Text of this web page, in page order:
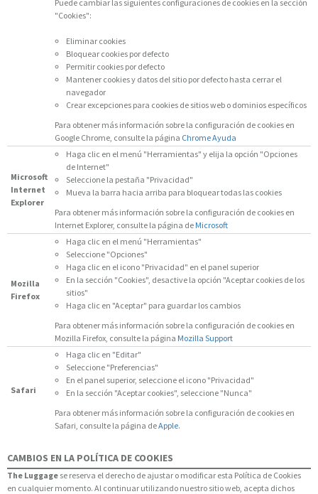
Puede cambiar las siguientes configuraciones de cookies en la sección
"Cookies":
Eliminar cookies
Bloquear cookies por defecto
Permitir cookies por defecto
Mantener cookies y datos del sitio por defecto hasta cerrar el
navegador
Crear excepciones para cookies de sitios web o dominios específicos
Para obtener más información sobre la configuración de cookies en
Google Chrome, consulte la página Chrome Ayuda
Microsoft
Internet
Explorer
Haga clic en el menú "Herramientas" y elija la opción "Opciones
de Internet"
Seleccione la pestaña "Privacidad"
Mueva la barra hacia arriba para bloquear todas las cookies
Para obtener más información sobre la configuración de cookies en
Internet Explorer, consulte la página de Microsoft
Mozilla
Firefox
Haga clic en el menú "Herramientas"
Seleccione "Opciones"
Haga clic en el icono "Privacidad" en el panel superior
En la sección "Cookies", desactive la opción "Aceptar cookies de los
sitios"
Haga clic en "Aceptar" para guardar los cambios
Para obtener más información sobre la configuración de cookies en
Mozilla Firefox, consulte la página Mozilla Support
Safari
Haga clic en "Editar"
Seleccione "Preferencias"
En el panel superior, seleccione el icono "Privacidad"
En la sección "Aceptar cookies", seleccione "Nunca"
Para obtener más información sobre la configuración de cookies en
Safari, consulte la página deApple.
CAMBIOS EN LA POLÍTICA DE COOKIES
The Luggage se reserva el derecho de ajustar o modificar esta Política de Cookies
en cualquier momento. Al continuar utilizando nuestro sitio web, acepta dichos